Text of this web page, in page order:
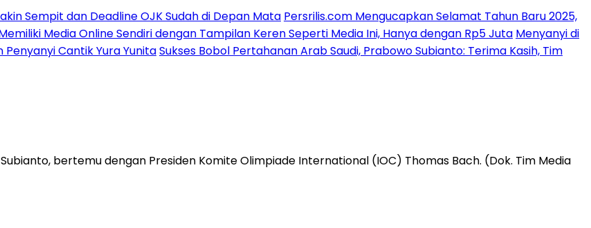
Sempit dan Deadline OJK Sudah di Depan Mata Persrilis.com Mengucapkan Selamat Tahun Baru 2025,
Media Online Sendiri dengan Tampilan Keren Seperti Media Ini, Hanya dengan Rp5 Juta Menyanyi di
Penyanyi Cantik Yura YunitaSukses Bobol Pertahanan Arab Saudi, Prabowo Subianto: Terima Kasih, Tim